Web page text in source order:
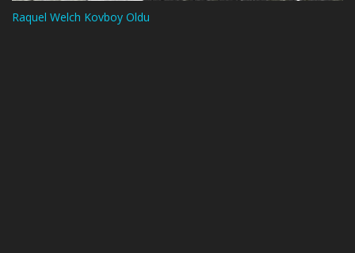
Raquel Welch Kovboy Oldu